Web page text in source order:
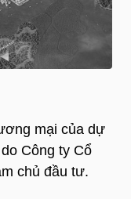
mại của dự
Công ty Cổ
chủ đầu tư.